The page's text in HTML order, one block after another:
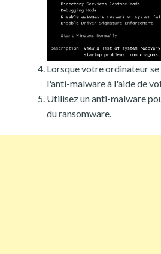
Lorsque votre ordinateur
l'anti-malware à l'aide de
Utilisez un anti-malware
du ransomware.